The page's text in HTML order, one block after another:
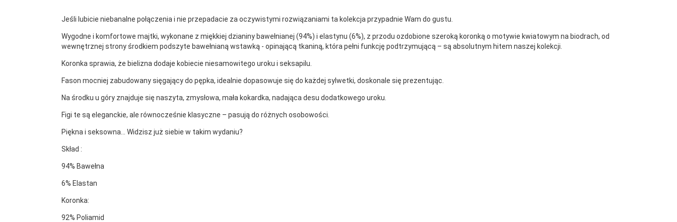
Jeśli lubicie niebanalne połączenia i nie przepadacie za oczywistymi rozwiązaniami ta kolekcja przypadnie Wam do gustu.
Wygodne i komfortowe majtki, wykonane z miękkiej dzianiny bawełnianej (94%) i elastynu (6%), z przodu ozdobione szeroką koronką o motywie kwiatowym na biodrach, od
wewnętrznej strony środkiem podszyte bawełnianą wstawką - opinającą tkaniną, która pełni funkcję podtrzymującą – są absolutnym hitem naszej kolekcji.
Koronka sprawia, że bielizna dodaje kobiecie niesamowitego uroku i seksapilu.
Fason mocniej zabudowany sięgający do pępka, idealnie dopasowuje się do każdej sylwetki, doskonale się prezentując.
Na środku u góry znajduje się naszyta, zmysłowa, mała kokardka, nadająca desu dodatkowego uroku.
Figi te są eleganckie, ale równocześnie klasyczne – pasują do różnych osobowości.
Piękna i seksowna… Widzisz już siebie w takim wydaniu?
Skład :
94% Bawełna
6% Elastan
Koronka:
92% Poliamid